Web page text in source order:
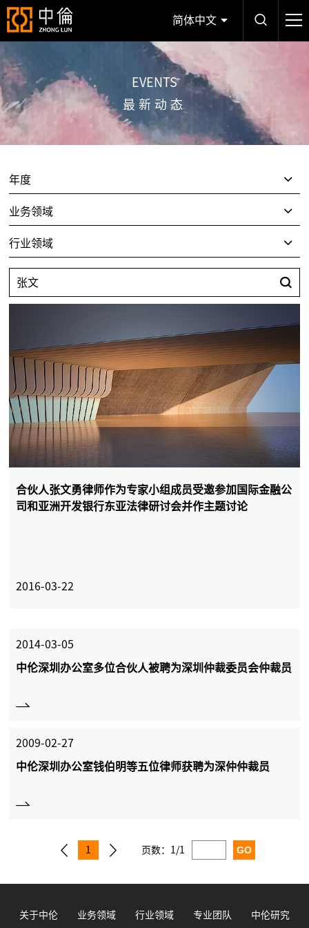
简体中文
EVENTS
最新动态
年度
业务领域
行业领域
合伙人张文勇律师作为专家小组成员受邀参加国际金融公
司和亚洲开发银行东亚法律研讨会并作主题讨论
2016-03-22
2014-03-05
中伦深圳办公室多位合伙人被聘为深圳仲裁委员会仲裁员
2009-02-27
中伦深圳办公室钱伯明等五位律师获聘为深仲仲裁员
1 页数： 1/1
关于中伦 业务领域 行业领域 专业团队 中伦研究